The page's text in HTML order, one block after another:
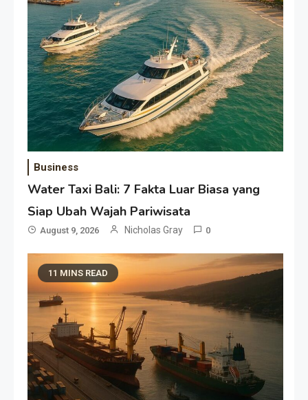
Business
Water Taxi Bali: 7 Fakta Luar Biasa yang
Siap Ubah Wajah Pariwisata
August 9, 2026 Nicholas Gray 0
11 MINS READ